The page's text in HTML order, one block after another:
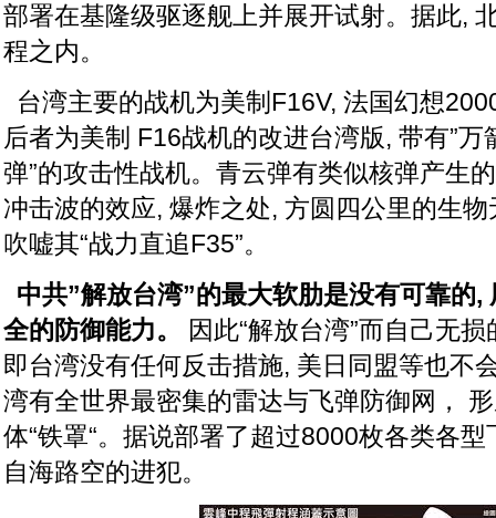
部署在基隆级驱逐舰上并展开试射。据此,
程之内。
台湾主要的战机为美制F16V, 法国幻想
后者为美制 F16战机的改进台湾版, 带有”万
弹”的攻击性战机。青云弹有类似核弹产生
冲击波的效应, 爆炸之处, 方圆四公里的生
吹嘘其“战力直追F35”。
中共”解放台湾”的最大软肋是没有可靠的,
全的防御能力。
因此“解放台湾”而自己无
即台湾没有任何反击措施, 美日同盟等也不
湾有全世界最密集的雷达与飞弹防御网，
体“铁罩“。据说部署了超过8000枚各类各
自海路空的进犯。